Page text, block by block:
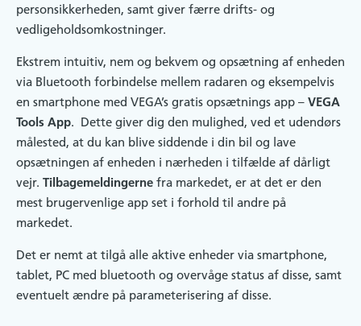
personsikkerheden, samt giver færre drifts- og
vedligeholdsomkostninger.
Ekstrem intuitiv, nem og bekvem og opsætning af enheden
via Bluetooth forbindelse mellem radaren og eksempelvis
en smartphone med VEGA’s gratis opsætnings app – VEGA
Tools App. Dette giver dig den mulighed, ved et udendørs
målested, at du kan blive siddende i din bil og lave
opsætningen af enheden i nærheden i tilfælde af dårligt
vejr. Tilbagemeldingerne fra markedet, er at det er den
mest brugervenlige app set i forhold til andre på
markedet.
Det er nemt at tilgå alle aktive enheder via smartphone,
tablet, PC med bluetooth og overvåge status af disse, samt
eventuelt ændre på parameterisering af disse.